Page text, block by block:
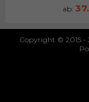
ab:
Copyright © 2015 -